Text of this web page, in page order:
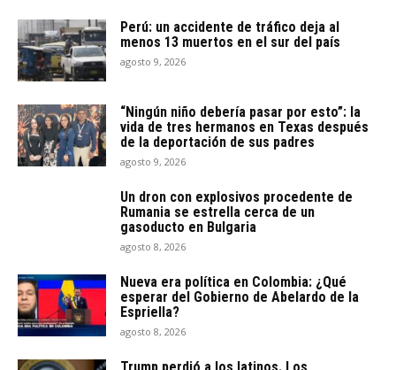
Perú: un accidente de tráfico deja al
menos 13 muertos en el sur del país
agosto 9, 2026
“Ningún niño debería pasar por esto”: la
vida de tres hermanos en Texas después
de la deportación de sus padres
agosto 9, 2026
Un dron con explosivos procedente de
Rumania se estrella cerca de un
gasoducto en Bulgaria
agosto 8, 2026
Nueva era política en Colombia: ¿Qué
esperar del Gobierno de Abelardo de la
Espriella?
agosto 8, 2026